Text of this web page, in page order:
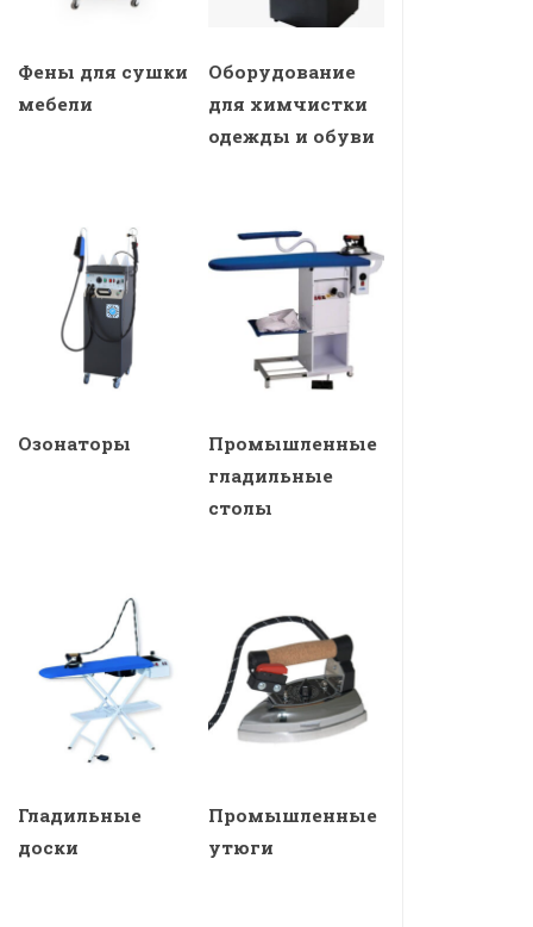
Фены для сушки
мебели
Оборудование
для химчистки
одежды и обуви
Озонаторы
Промышленные
гладильные
столы
Гладильные
доски
Промышленные
утюги